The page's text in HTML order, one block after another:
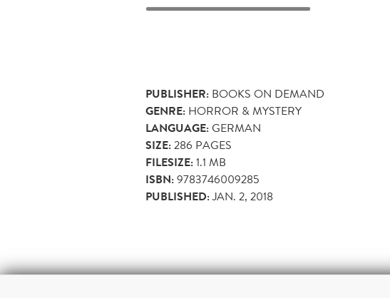
PUBLISHER: BOOKS ON DEMAND
GENRE: HORROR & MYSTERY
LANGUAGE:GERMAN
SIZE:286 PAGES
FILESIZE:1.1 MB
ISBN:9783746009285
PUBLISHED:JAN. 2, 2018